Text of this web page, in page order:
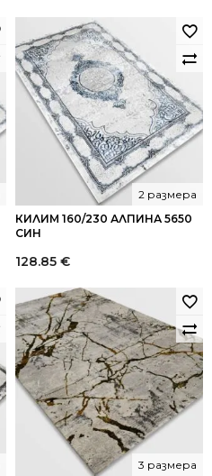
КИЛИМ 160/230 АЛПИНА 5650
СИН
2 размера
128.85 €
3 размера